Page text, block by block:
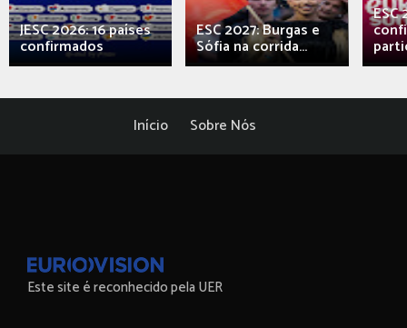
JESC 2026: 16 países
confirmados
ESC 2027: Burgas e
Sófia na corrida...
ESC
Início Sobre Nós
Este site é reconhecido pela UER